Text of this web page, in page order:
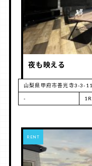
夜も映える
山梨県甲府市善光寺3-3-11
- 1R
RENT